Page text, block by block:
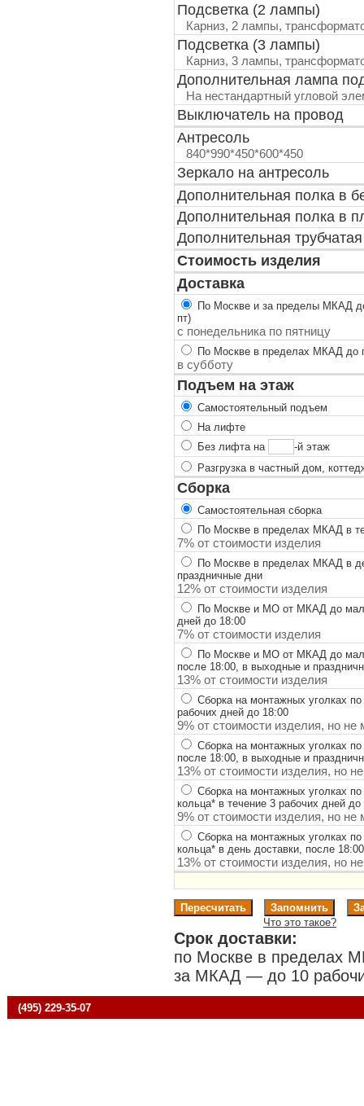
Подсветка (2 лампы)
Карниз, 2 лампы,
Подсветка (3 лампы)
Карниз, 3 лампы,
Дополнительная лампа
На нестандартный угловой
Выключатель на провод
Антресоль
840*990*450*600*450
Зеркало на антресоль
Дополнительная полка в
Дополнительная полка в
Дополнительная
Стоимость изделия
Доставка
По Москве и за пределы МКАД
пт)
с понедельника по пятницу
По Москве в пределах МКАД до
в субботу
Подъем на этаж
Самостоятельный подъем
На лифте
Без лифта на
-й этаж
Разгрузка в частный дом,
Сборка
Самостоятельная сборка
По Москве в пределах МКАД в
7% от стоимости изделия
По Москве в пределах МКАД в
праздничные дни
12% от стоимости изделия
По Москве и МО от МКАД до
дней до 18:00
7% от стоимости изделия
По Москве и МО от МКАД до
после 18:00, в выходные и
13% от стоимости изделия
Сборка на монтажных уголках
рабочих дней до 18:00
9% от стоимости изделия, но не
Сборка на монтажных уголках
после 18:00, в выходные и
13% от стоимости изделия, но
Сборка на монтажных уголках
кольца*в течение 3 рабочих дней до
9% от стоимости изделия, но не
Сборка на монтажных уголках
кольца*в день доставки, после
13% от стоимости изделия, но
Что это такое?
Срок доставки:
по Москве в пределах
за МКАД — до 10
(495) 229-35-07